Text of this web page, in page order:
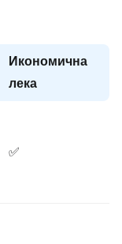
Икономична
лека
✅